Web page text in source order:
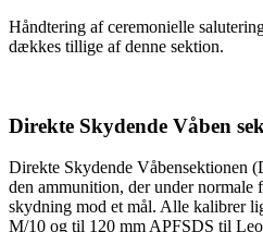
Håndtering af ceremonielle
dækkes tillige af denne sektion.
Direkte Skydende Våben
Direkte Skydende Våbensektionen
den ammunition, der under normale
skydning mod et mål. Alle kalibrer
M/10 og til 120 mm APFSDS til